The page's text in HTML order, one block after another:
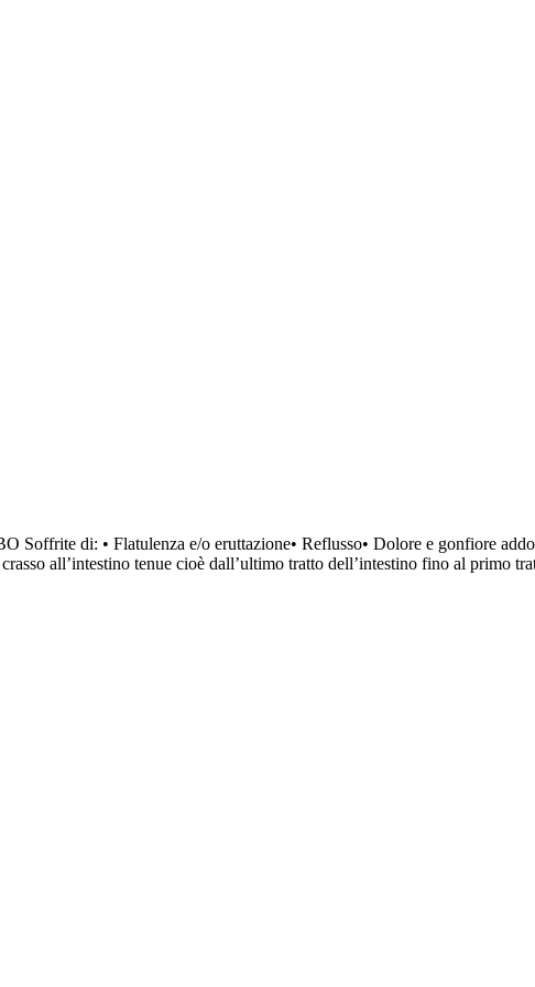
di: • Flatulenza e/o eruttazione• Reflusso• Dolore e gonfiore
all’intestino tenue cioè dall’ultimo tratto dell’intestino fino al primo